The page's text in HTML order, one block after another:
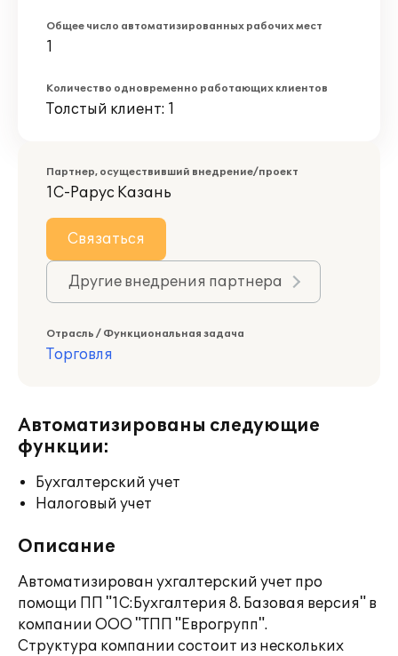
Общее число автоматизированных рабочих мест
1
Количество одновременно работающих клиентов
Толстый клиент: 1
Партнер, осуществивший внедрение/проект
1С-Рарус Казань
Связаться
Другие внедрения партнера
Отрасль / Функциональная задача
Торговля
Автоматизированы следующие
функции:
Бухгалтерский учет
Налоговый учет
Описание
Автоматизирован ухгалтерский учет про
помощи ПП "1С:Бухгалтерия 8. Базовая версия" в
компании ООО "ТПП "Еврогрупп".
Структура компании состоит из нескольких